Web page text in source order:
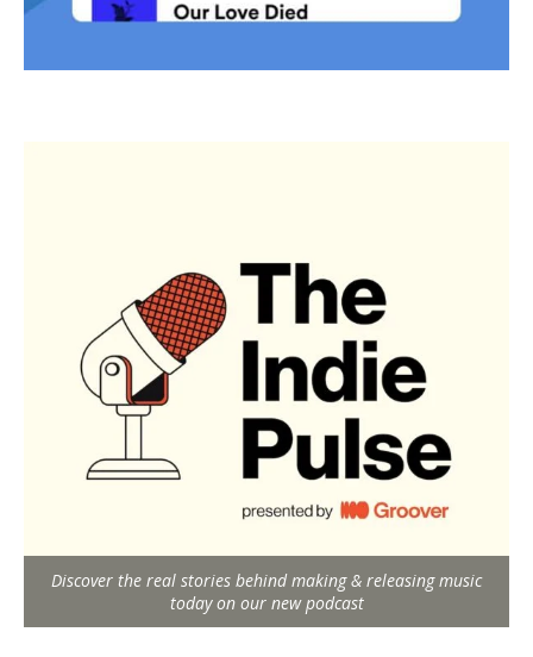
Discover the real stories behind making & releasing music
today on our new podcast